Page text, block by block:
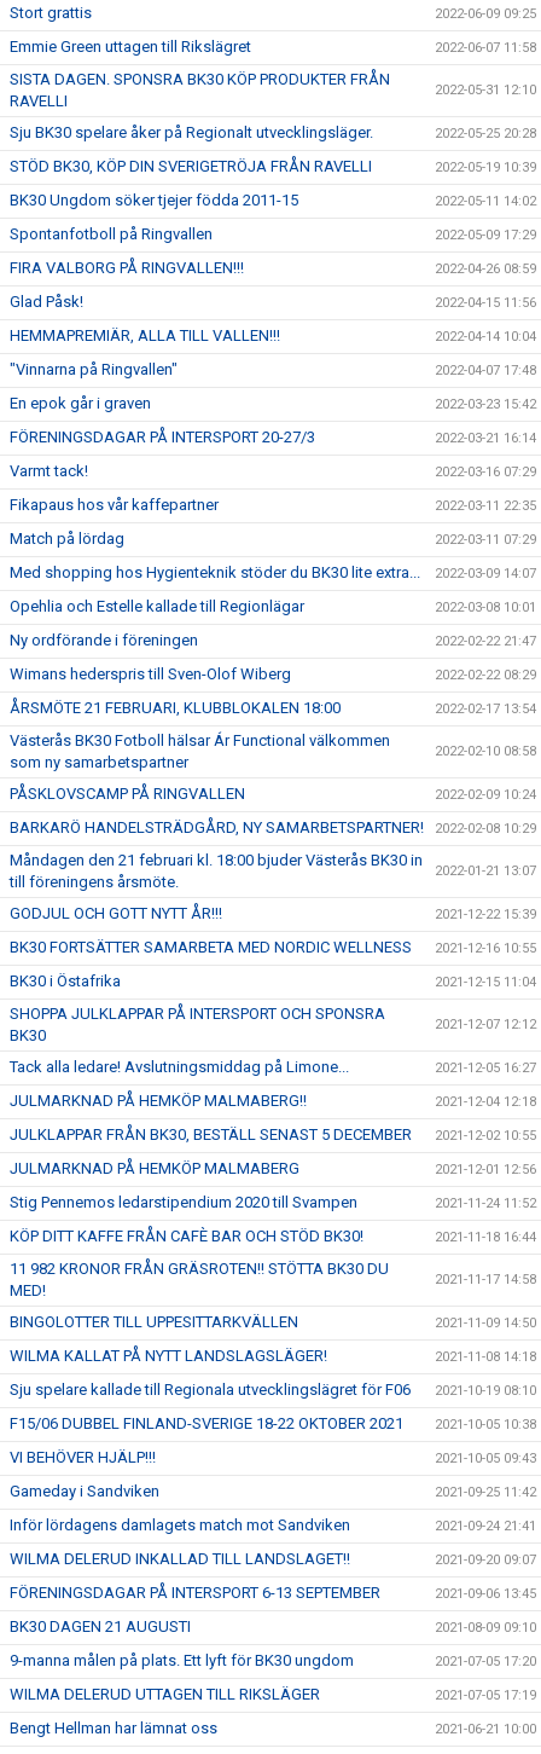
Stort grattis 2022-06-09 09:25
Emmie Green uttagen till Rikslägret 2022-06-07 11:58
SISTA DAGEN. SPONSRA BK30 KÖP PRODUKTER FRÅN
RAVELLI
2022-05-31 12:10
Sju BK30 spelare åker på Regionalt utvecklingsläger. 2022-05-25 20:28
STÖD BK30, KÖP DIN SVERIGETRÖJA FRÅN RAVELLI 2022-05-19 10:39
BK30 Ungdom söker tjejer födda 2011-15 2022-05-11 14:02
Spontanfotboll på Ringvallen 2022-05-09 17:29
FIRA VALBORG PÅ RINGVALLEN!!! 2022-04-26 08:59
Glad Påsk! 2022-04-15 11:56
HEMMAPREMIÄR, ALLA TILL VALLEN!!! 2022-04-14 10:04
"Vinnarna på Ringvallen" 2022-04-07 17:48
En epok går i graven 2022-03-23 15:42
FÖRENINGSDAGAR PÅ INTERSPORT 20-27/3 2022-03-21 16:14
Varmt tack! 2022-03-16 07:29
Fikapaus hos vår kaffepartner 2022-03-11 22:35
Match på lördag 2022-03-11 07:29
Med shopping hos Hygienteknik stöder du BK30 lite extra... 2022-03-09 14:07
Opehlia och Estelle kallade till Regionlägar 2022-03-08 10:01
Ny ordförande i föreningen 2022-02-22 21:47
Wimans hederspris till Sven-Olof Wiberg 2022-02-22 08:29
ÅRSMÖTE 21 FEBRUARI, KLUBBLOKALEN 18:00 2022-02-17 13:54
Västerås BK30 Fotboll hälsar Ár Functional välkommen
som ny samarbetspartner
2022-02-10 08:58
PÅSKLOVSCAMP PÅ RINGVALLEN 2022-02-09 10:24
BARKARÖ HANDELSTRÄDGÅRD, NY SAMARBETSPARTNER! 2022-02-08 10:29
Måndagen den 21 februari kl. 18:00 bjuder Västerås BK30 in
till föreningens årsmöte.
2022-01-21 13:07
GODJUL OCH GOTT NYTT ÅR!!! 2021-12-22 15:39
BK30 FORTSÄTTER SAMARBETA MED NORDIC WELLNESS 2021-12-16 10:55
BK30 i Östafrika 2021-12-15 11:04
SHOPPA JULKLAPPAR PÅ INTERSPORT OCH SPONSRA
BK30
2021-12-07 12:12
Tack alla ledare! Avslutningsmiddag på Limone... 2021-12-05 16:27
JULMARKNAD PÅ HEMKÖP MALMABERG!! 2021-12-04 12:18
JULKLAPPAR FRÅN BK30, BESTÄLL SENAST 5 DECEMBER 2021-12-02 10:55
JULMARKNAD PÅ HEMKÖP MALMABERG 2021-12-01 12:56
Stig Pennemos ledarstipendium 2020 till Svampen 2021-11-24 11:52
KÖP DITT KAFFE FRÅN CAFÈ BAR OCH STÖD BK30! 2021-11-18 16:44
11 982 KRONOR FRÅN GRÄSROTEN!! STÖTTA BK30 DU
MED!
2021-11-17 14:58
BINGOLOTTER TILL UPPESITTARKVÄLLEN 2021-11-09 14:50
WILMA KALLAT PÅ NYTT LANDSLAGSLÄGER! 2021-11-08 14:18
Sju spelare kallade till Regionala utvecklingslägret för F06 2021-10-19 08:10
F15/06 DUBBEL FINLAND-SVERIGE 18-22 OKTOBER 2021 2021-10-05 10:38
VI BEHÖVER HJÄLP!!! 2021-10-05 09:43
Gameday i Sandviken 2021-09-25 11:42
Inför lördagens damlagets match mot Sandviken 2021-09-24 21:41
WILMA DELERUD INKALLAD TILL LANDSLAGET!! 2021-09-20 09:07
FÖRENINGSDAGAR PÅ INTERSPORT 6-13 SEPTEMBER 2021-09-06 13:45
BK30 DAGEN 21 AUGUSTI 2021-08-09 09:10
9-manna målen på plats. Ett lyft för BK30 ungdom 2021-07-05 17:20
WILMA DELERUD UTTAGEN TILL RIKSLÄGER 2021-07-05 17:19
Bengt Hellman har lämnat oss 2021-06-21 10:00